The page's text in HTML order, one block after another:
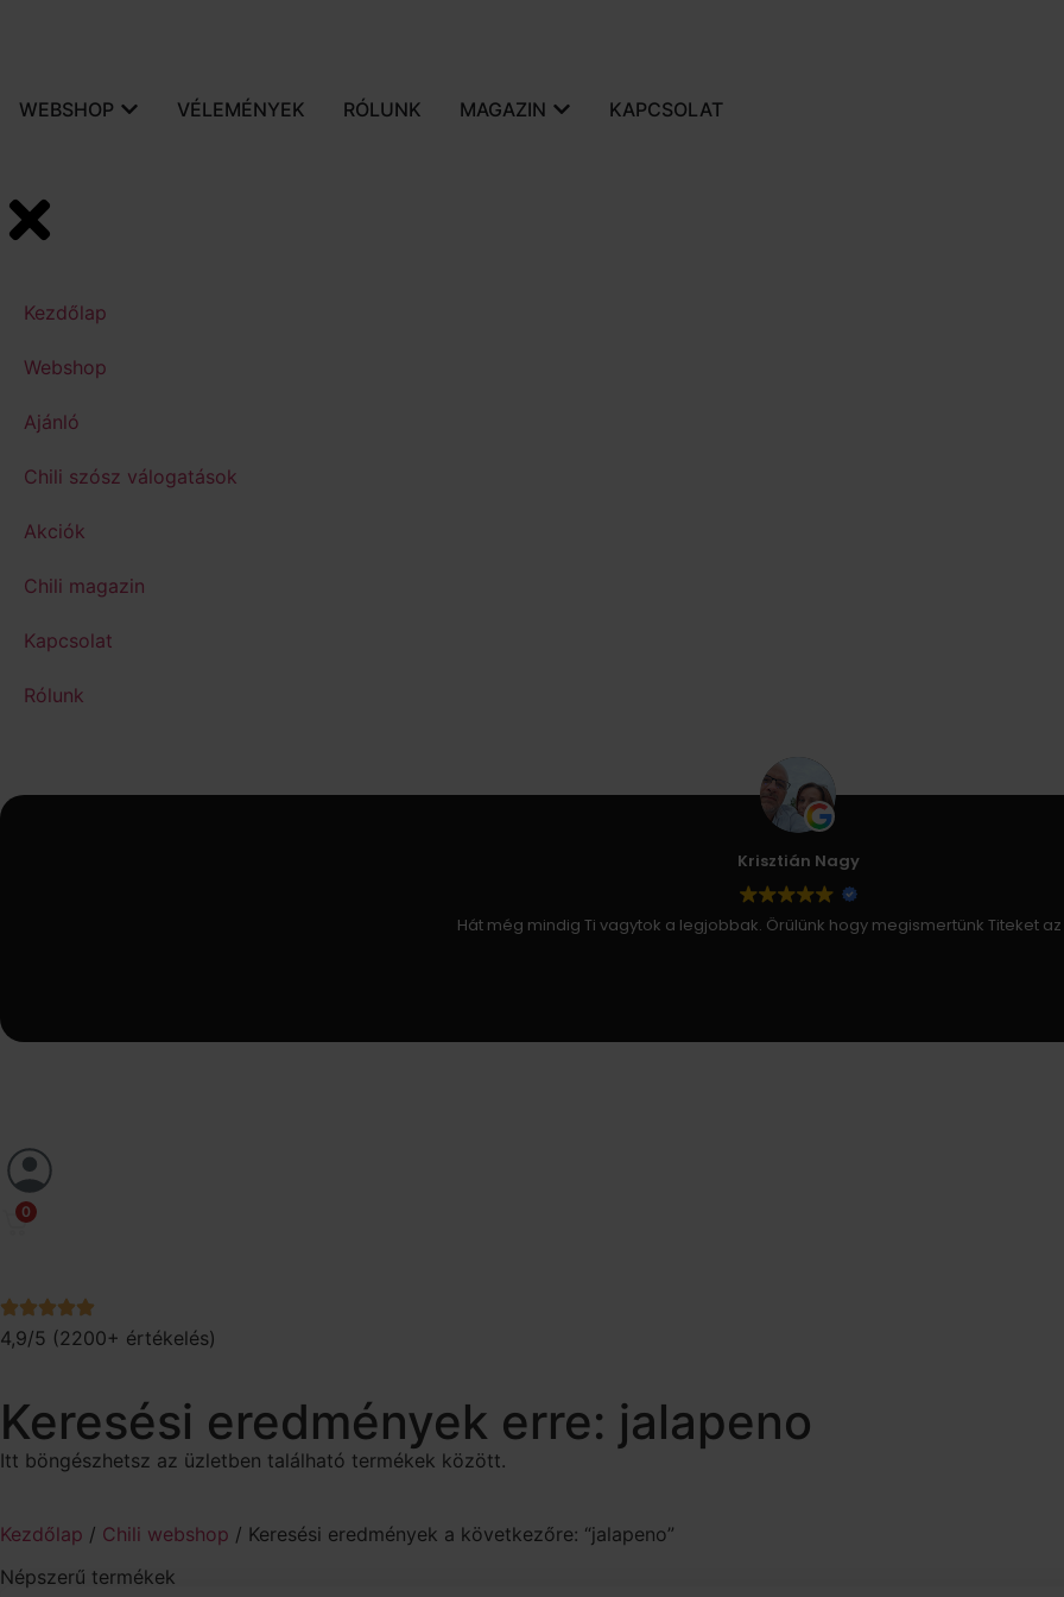
WEBSHOP VÉLEMÉNYEK RÓLUNK MAGAZIN KAPCSOLAT
Kezdőlap
Webshop
Ajánló
Chili szósz válogatások
Akciók
Chili magazin
Kapcsolat
Rólunk
Krisztián Nagy
Hát még mindig Ti vagytok a legjobbak. Örülünk hogy megismertünk Titeket az
0
4,9/5 (2200+ értékelés)
Keresési eredmények erre: jalapeno
Itt böngészhetsz az üzletben található termékek között.
Kezdőlap / Chili webshop / Keresési eredmények a következőre: “jalapeno”
Népszerű termékek